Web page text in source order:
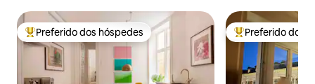
Entre os melhores preferidos dos hóspedes
Preferido dos hóspedes Entre os
Preferido dos